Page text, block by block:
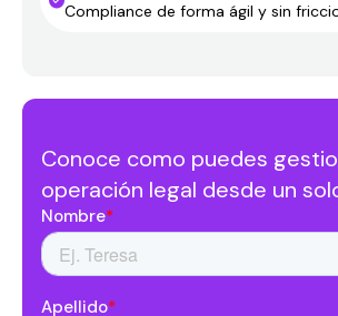
Compliance de forma ágil y sin
Conoce como puedes
operación legal desde un